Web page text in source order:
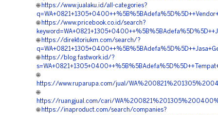
🌐 https://www.jualaku.id/all-categories?
🌐 https://www.pricebook.co.id/search?
🌐 https://direktoriukm.com/search/?
🌐 https://blog.fastwork.id/?
🌐
https://www.ruparupa.com/jual/
🌐
https://ruangjual.com/cari/
🌐 https://inaproduct.com/search/companies?